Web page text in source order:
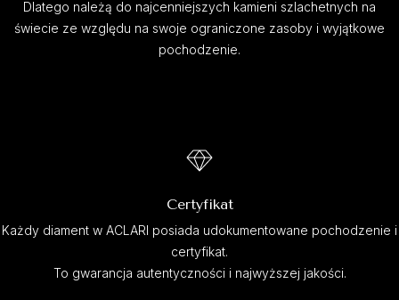
Dlatego należą do najcenniejszych kamieni szlachetnych na
świecie ze względu na swoje ograniczone zasoby i wyjątkowe
pochodzenie.
Certyfikat
Każdy diament w ACLARI posiada udokumentowane pochodzenie i
certyfikat.
To gwarancja autentyczności i najwyższej jakości.